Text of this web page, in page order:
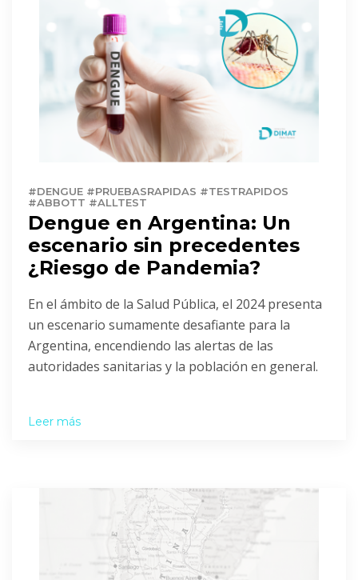
#DENGUE #PRUEBASRAPIDAS #TESTRAPIDOS
#ABBOTT #ALLTEST
Dengue en Argentina: Un
escenario sin precedentes
¿Riesgo de Pandemia?
En el ámbito de la Salud Pública, el 2024 presenta
un escenario sumamente desafiante para la
Argentina, encendiendo las alertas de las
autoridades sanitarias y la población en general.
Leer más